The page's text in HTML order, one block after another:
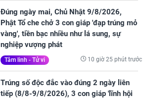
Đúng ngày mai, Chủ Nhật 9/8/2026,
Phật Tổ che chở 3 con giáp 'đạp trúng mỏ
vàng', tiền bạc nhiều như lá sung, sự
nghiệp vượng phát
Tâm linh - Tử vi 10 giờ 25 phút trước
Trúng số độc đắc vào đúng 2 ngày liên
tiếp (8/8-9/8/2026), 3 con giáp 'lĩnh hội